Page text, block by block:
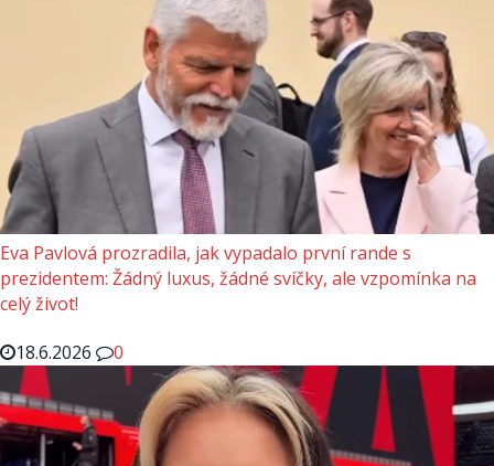
Eva Pavlová prozradila, jak vypadalo první rande s
prezidentem: Žádný luxus, žádné svíčky, ale vzpomínka na
celý život!
18.6.2026
0